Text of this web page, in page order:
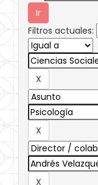
Filtros actuales: